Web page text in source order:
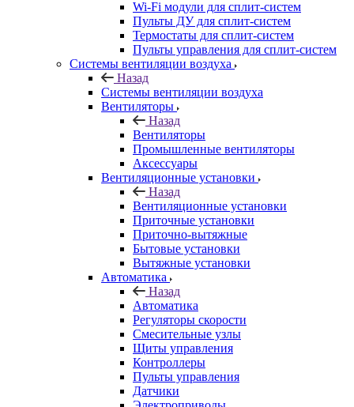
Wi-Fi модули для сплит-систем
Пульты ДУ для сплит-систем
Термостаты для сплит-систем
Пульты управления для сплит-систем
Системы вентиляции воздуха
Назад
Системы вентиляции воздуха
Вентиляторы
Назад
Вентиляторы
Промышленные вентиляторы
Аксессуары
Вентиляционные установки
Назад
Вентиляционные установки
Приточные установки
Приточно-вытяжные
Бытовые установки
Вытяжные установки
Автоматика
Назад
Автоматика
Регуляторы скорости
Смесительные узлы
Щиты управления
Контроллеры
Пульты управления
Датчики